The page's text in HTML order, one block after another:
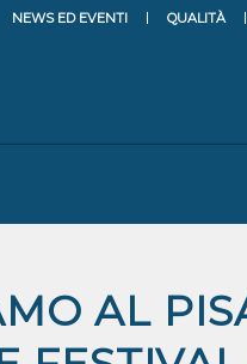
NEWS ED EVENTI QUALITÀ
AL